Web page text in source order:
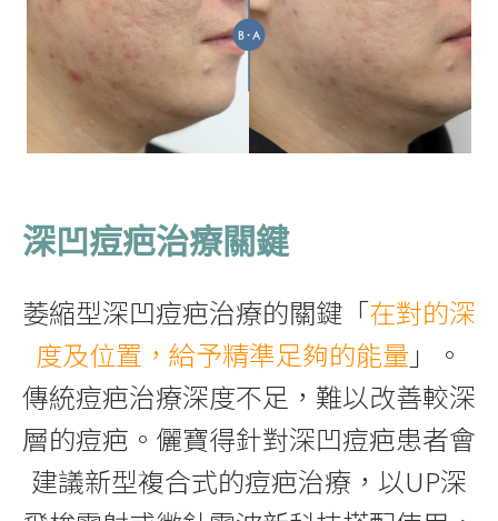
深凹痘疤治療關鍵
萎縮型深凹痘疤治療的關鍵「在對的深
度及位置，給予精準足夠的能量 」。
傳統痘疤治療深度不足，難以改善較深
層的痘疤。儷寶得針對深凹痘疤患者會
建議新型複合式的痘疤治療，以UP深